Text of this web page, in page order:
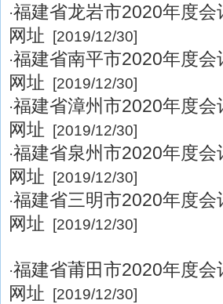
·福建省龙岩市2020年度
网址 [2019/12/30]
·福建省南平市2020年度
网址 [2019/12/30]
·福建省漳州市2020年度
网址 [2019/12/30]
·福建省泉州市2020年度
网址 [2019/12/30]
·福建省三明市2020年度
网址 [2019/12/30]
·福建省莆田市2020年度
网址 [2019/12/30]